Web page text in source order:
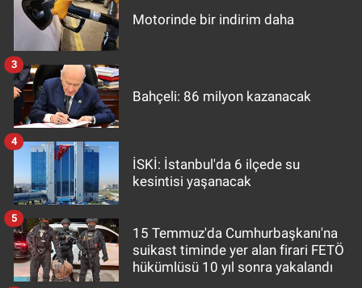
Motorinde bir indirim daha
Bahçeli: 86 milyon kazanacak
3
İSKİ: İstanbul'da 6 ilçede su
kesintisi yaşanacak
4
15 Temmuz'da Cumhurbaşkanı'na
suikast timinde yer alan firari FETÖ
hükümlüsü 10 yıl sonra yakalandı
5